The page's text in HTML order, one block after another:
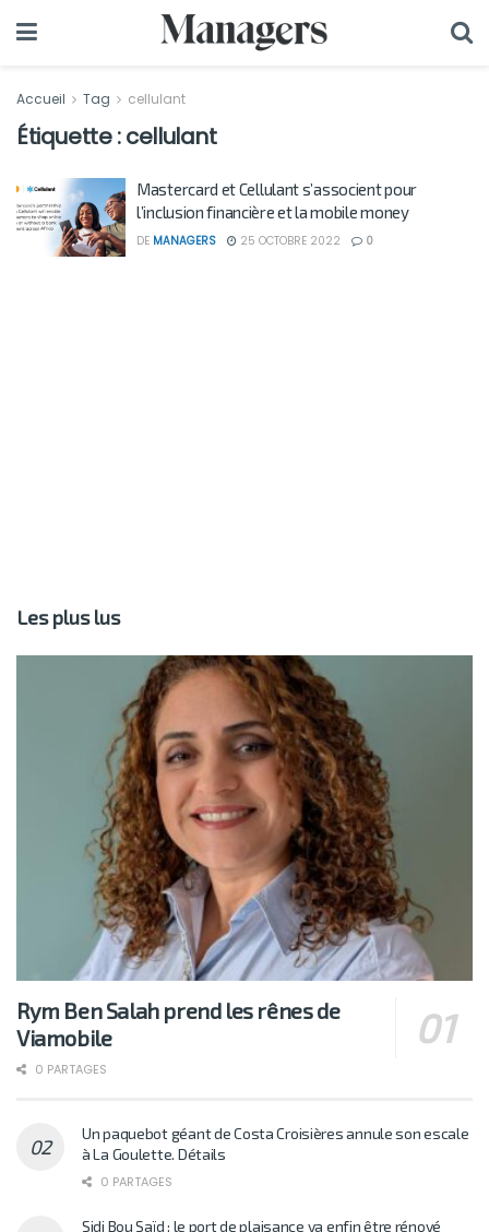
Accueil Tag cellulant
Étiquette :cellulant
Mastercard et Cellulant s’associent pour
l’inclusion financière et la mobile money
DE MANAGERS 25 OCTOBRE 2022 0
Les plus lus
Rym Ben Salah prend les rênes de
Viamobile
0 PARTAGES
Un paquebot géant de Costa Croisières annule son escale
à La Goulette. Détails
0 PARTAGES
Sidi Bou Saïd : le port de plaisance va enfin être rénové